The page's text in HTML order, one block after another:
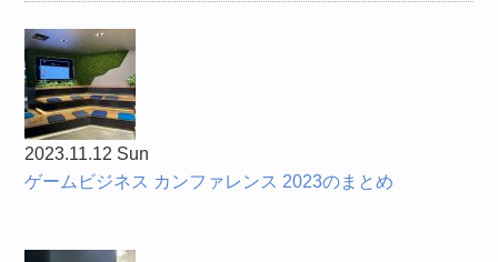
2023.11.12 Sun
ゲームビジネス カンファレンス 2023のまとめ